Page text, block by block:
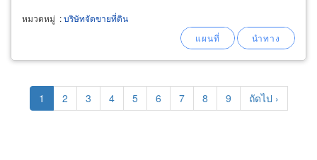
หมวดหมู่ :บริษัทจัดขายที่ดิน
Pagination
Current
page
1 Page
2 Page
3 Page
4 Page
5 Page
6 Page
7 Page
8 Page
9
Next
page
ถัดไป ›